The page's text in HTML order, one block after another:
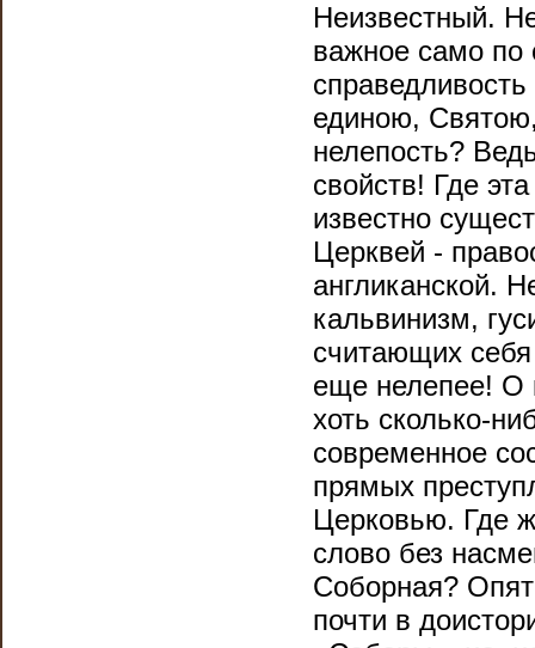
Неизвестный.
важное само по
единою,
нелепость?
свойств! Где
известно
Церквей -
англиканской.
кальвинизм,
считающих
еще нелепее! О
хоть сколько-
современное
прямых
Церковью. Где
слово без
Соборная?
почти в